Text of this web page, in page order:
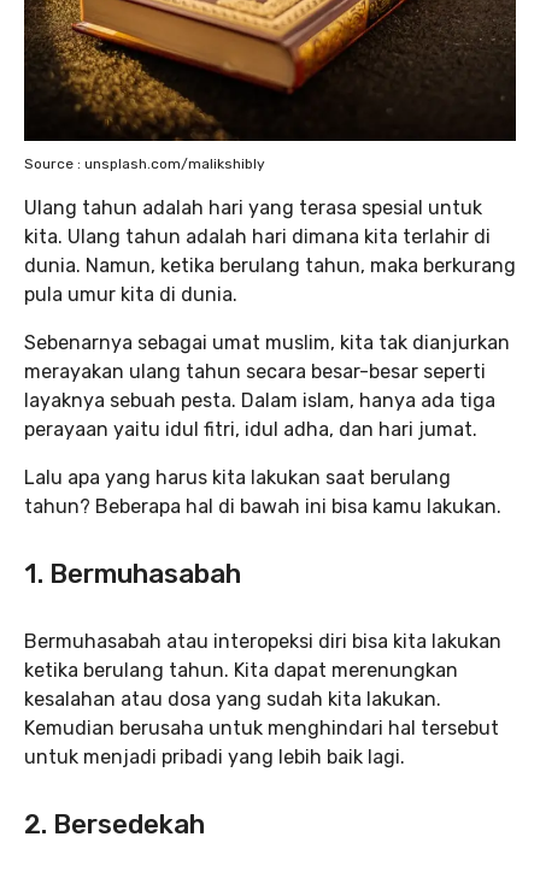
Source : unsplash.com/malikshibly
Ulang tahun adalah hari yang terasa spesial untuk
kita. Ulang tahun adalah hari dimana kita terlahir di
dunia. Namun, ketika berulang tahun, maka berkurang
pula umur kita di dunia.
Sebenarnya sebagai umat muslim, kita tak dianjurkan
merayakan ulang tahun secara besar-besar seperti
layaknya sebuah pesta. Dalam islam, hanya ada tiga
perayaan yaitu idul fitri, idul adha, dan hari jumat.
Lalu apa yang harus kita lakukan saat berulang
tahun? Beberapa hal di bawah ini bisa kamu lakukan.
1. Bermuhasabah
Bermuhasabah atau interopeksi diri bisa kita lakukan
ketika berulang tahun. Kita dapat merenungkan
kesalahan atau dosa yang sudah kita lakukan.
Kemudian berusaha untuk menghindari hal tersebut
untuk menjadi pribadi yang lebih baik lagi.
2. Bersedekah